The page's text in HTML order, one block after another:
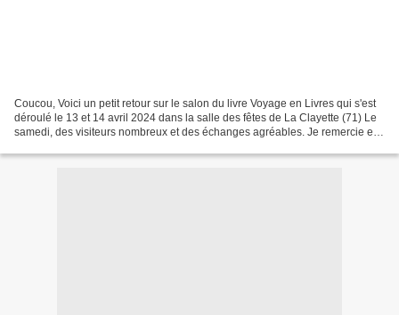
Coucou, Voici un petit retour sur le salon du livre Voyage en Livres qui s'est
déroulé le 13 et 14 avril 2024 dans la salle des fêtes de La Clayette (71) Le
samedi, des visiteurs nombreux et des échanges agréables. Je remercie en